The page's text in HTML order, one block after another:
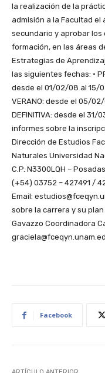
la realización de la
admisión a la Facultad
secundario y aprobar los
formación, en las áreas
Estrategias de
las siguientes fechas: •
desde el 01/02/08 al 15/
VERANO: desde el 05/
DEFINITIVA: desde el
informes sobre la
Dirección de Estudios
Naturales Universidad
C.P. N3300LQH –
(+54) 03752 – 427491 /
Email:
sobre la carrera y su
Gavazzo Coordinadora
Facebook